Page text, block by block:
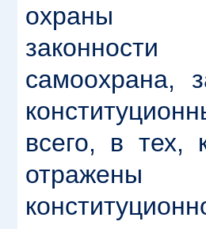
охраны
самоохрана,
всего, в
отражены